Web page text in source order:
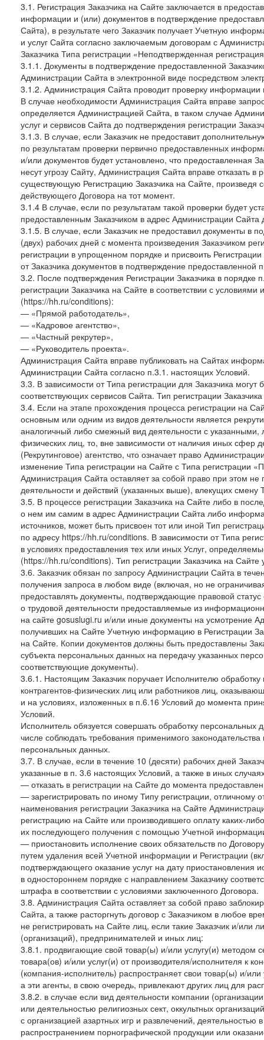
3.1. Регистрация Заказчика на Сайте заключается в
информации и (или) документов в подтверждение
Сайта), в результате чего Заказчик получает Учетную
и услуг Сайта согласно заключаемым договорам с
Заказчика Типа регистрации «Неподтвержденная
3.1.1. Документы в подтверждение предоставленной
Администрации Сайта в электронной виде посредством
3.1.2. Администрация Сайта проводит проверку информации
В случае необходимости Администрация Сайта вправе
определяется Администрацией Сайта, в таком случае
услуг и сервисов Сайта до подтверждения регистрации
3.1.3. В случае, если Заказчик не предоставит
по результатам проверки первично предоставленных
и/или документов будет установлено, что предоставленная
несут угрозу Сайту, Администрация Сайта вправе отказать
существующую Регистрацию Заказчика на Сайте, произведя
действующего Договора на тот момент.
3.1.4 В случае, если по результатам такой проверки будет
предоставленным Заказчиком в адрес Администрации
3.1.5. В случае, если Заказчик не предоставил документы в
(двух) рабочих дней с момента произведения Заказчиком
регистрации в упрощенном порядке и присвоить
от Заказчика документов в подтверждение
3.2. После подтверждения Регистрации Заказчика в
регистрации Заказчика на Сайте в соответствии с
(https://hh.ru/conditions):
— «Прямой работодатель»,
— «Кадровое агентство»,
— «Частный рекрутер»,
— «Руководитель проекта».
Администрация Сайта вправе публиковать на Сайтах
Администрации Сайта согласно п.3.1. настоящих Условий.
3.3. В зависимости от Типа регистрации для Заказчика
соответствующих сервисов Сайта. Тип регистрации
3.4. Если на этапе прохождения процесса регистрации на
основным или одним из видов деятельности является
аналогичный либо смежный вид деятельности с
физических лиц, то, вне зависимости от наличия иных сфер
(Рекрутинговое) агентство, что означает право
изменение Типа регистрации на Сайте с Типа регистрации
Администрация Сайта оставляет за собой право при этом не
деятельности и действий (указанных выше), влекущих смену
3.5. В процессе регистрации Заказчика на Сайте либо в
о нем им самим в адрес Администрации Сайта либо
источников, может быть присвоен тот или иной Тип
по адресу https://hh.ru/conditions. В зависимости от Типа
в условиях предоставления тех или иных Услуг,
(https://hh.ru/conditions). Тип регистрации Заказчика на
3.6. Заказчик обязан по запросу Администрации Сайта в
получения запроса в любом виде (включая, но не
предоставлять документы, подтверждающие правовой
о трудовой деятельности предоставляемые из
на сайте gosuslugi.ru и/или иные документы на усмотрение
получивших на Сайте Учетную информацию в Регистрации
на Сайте. Копии документов должны быть предоставлены
субъекта персональных данных на передачу указанных
соответствующие документы).
3.6.1. Настоящим Заказчик поручает Исполнителю
контрагентов-физических лиц или работников лиц,
и на условиях, изложенных в п.6.16 Условий до момента
Условий.
Исполнитель обязуется совершать обработку
числе соблюдать требования применимого
персональных данных.
3.7. В случае, если в течение 10 (десяти) рабочих дней
указанные в п. 3.6 настоящих Условий, а также в иных
— отказать в регистрации на Сайте до момента
— зарегистрировать по иному Типу регистрации, отличному
наименования регистрации Заказчика на Сайте
регистрацию на Сайте или производившего оплату каких-
их последующего получения с помощью Учетной
— приостановить исполнение своих обязательств по
путем удаления всей Учетной информации и Регистрации
подтверждающего оказание услуг на дату приостановления
в одностороннем порядке с направлением Заказчику
штрафа в соответствии с условиями заключенного Договора.
3.8. Администрация Сайта оставляет за собой право
Сайта, а также расторгнуть договор с Заказчиком в любое
не регистрировать на Сайте лиц, если такие Заказчик и/
(организаций), предпринимателей и иных лиц:
3.8.1. продвигающие свой товар(ы) и/или услугу(и) методом
товара(ов) и/или услуг(и) от производителя/исполнителя к
(компания-исполнитель) распространяет свои товар(ы) и/
а эти агенты, в свою очередь, привлекают других лиц для
3.8.2. в случае если вид деятельности компании
или деятельностью религиозных сект, оккультных
с организацией азартных игр и развлечений,
распространением порнографической продукции или